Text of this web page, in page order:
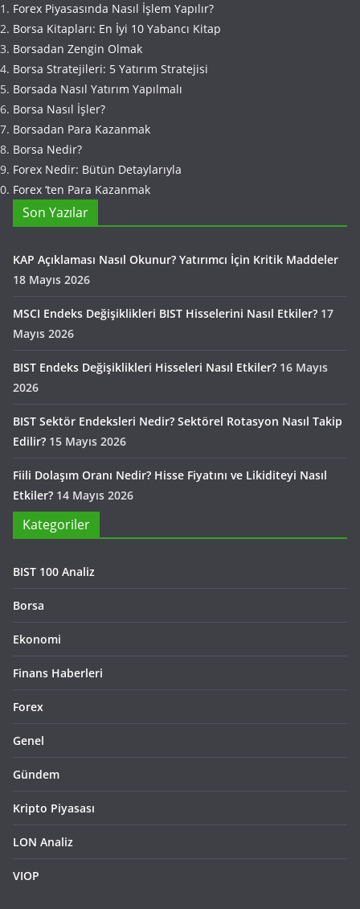
Forex Piyasasında Nasıl İşlem Yapılır?
Borsa Kitapları: En İyi 10 Yabancı Kitap
Borsadan Zengin Olmak
Borsa Stratejileri: 5 Yatırım Stratejisi
Borsada Nasıl Yatırım Yapılmalı
Borsa Nasıl İşler?
Borsadan Para Kazanmak
Borsa Nedir?
Forex Nedir: Bütün Detaylarıyla
Forex ‘ten Para Kazanmak
Son Yazılar
KAP Açıklaması Nasıl Okunur? Yatırımcı İçin Kritik Maddeler
18 Mayıs 2026
MSCI Endeks Değişiklikleri BIST Hisselerini Nasıl Etkiler? 17
Mayıs 2026
BIST Endeks Değişiklikleri Hisseleri Nasıl Etkiler? 16 Mayıs
2026
BIST Sektör Endeksleri Nedir? Sektörel Rotasyon Nasıl Takip
Edilir? 15 Mayıs 2026
Fiili Dolaşım Oranı Nedir? Hisse Fiyatını ve Likiditeyi Nasıl
Etkiler? 14 Mayıs 2026
Kategoriler
BIST 100 Analiz
Borsa
Ekonomi
Finans Haberleri
Forex
Genel
Gündem
Kripto Piyasası
LON Analiz
VIOP